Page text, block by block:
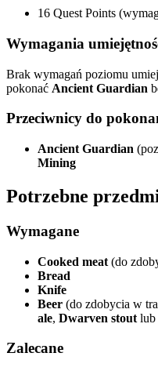
16 Quest Points
Wymagania
Brak wymagań poziomu
pokonać Ancient Guardian
Przeciwnicy do
Ancient Guardian
Mining
Potrzebne
Wymagane
Cooked meat (do
Bread
Knife
Beer (do zdobycia w
ale, Dwarven stout lub
Zalecane